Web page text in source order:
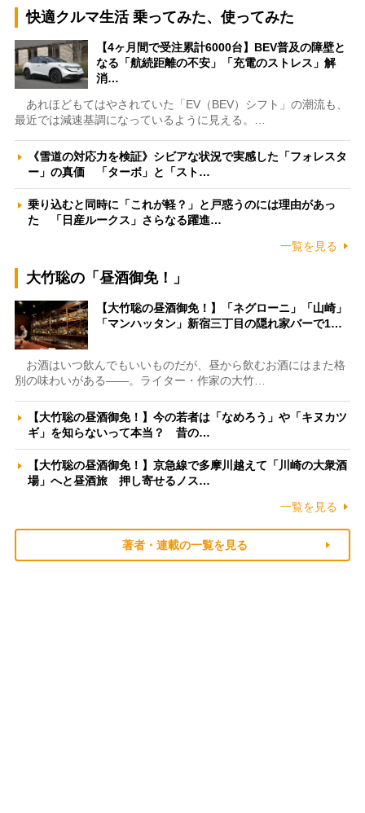
快適クルマ生活 乗ってみた、使ってみた
【4ヶ月間で受注累計6000台】BEV普及の障壁と
なる「航続距離の不安」「充電のストレス」解
消…
あれほどもてはやされていた「EV（BEV）シフト」の潮流も、
最近では減速基調になっているように見える。…
《雪道の対応力を検証》シビアな状況で実感した「フォレスタ
ー」の真価 「ターボ」と「スト…
乗り込むと同時に「これが軽？」と戸惑うのには理由があっ
た 「日産ルークス」さらなる躍進…
一覧を見る
大竹聡の「昼酒御免！」
【大竹聡の昼酒御免！】「ネグローニ」「山崎」
「マンハッタン」新宿三丁目の隠れ家バーで1…
お酒はいつ飲んでもいいものだが、昼から飲むお酒にはまた格
別の味わいがある――。ライター・作家の大竹…
【大竹聡の昼酒御免！】今の若者は「なめろう」や「キヌカツ
ギ」を知らないって本当？ 昔の…
【大竹聡の昼酒御免！】京急線で多摩川越えて「川崎の大衆酒
場」へと昼酒旅 押し寄せるノス…
一覧を見る
著者・連載の一覧を見る